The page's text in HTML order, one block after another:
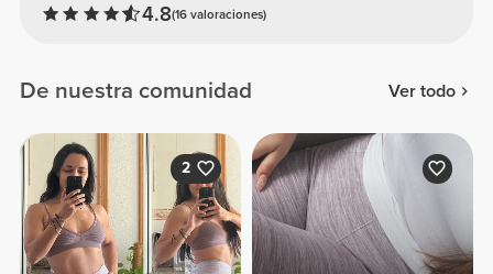
4.8(16 valoraciones)
De nuestra comunidad Ver todo
2